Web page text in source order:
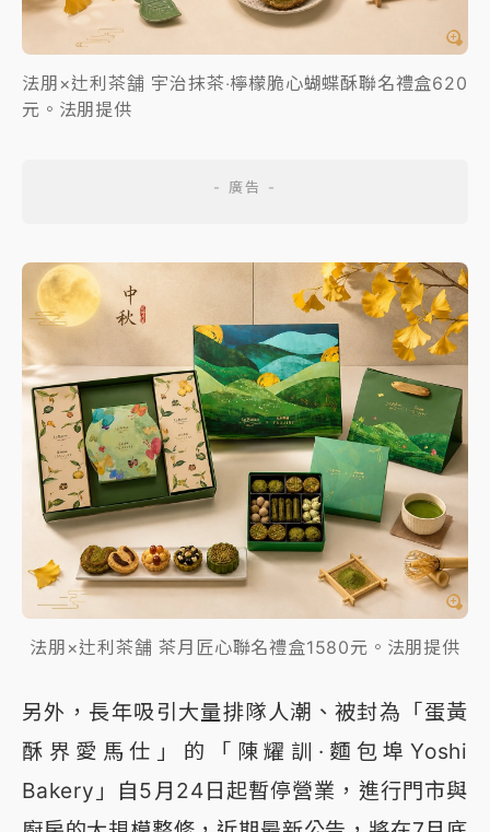
法朋×辻利茶舗 宇治抹茶‧檸檬脆心蝴蝶酥聯名禮盒620
元。法朋提供
法朋×辻利茶舗 茶月匠心聯名禮盒1580元。法朋提供
另外，長年吸引大量排隊人潮、被封為「蛋黃
酥界愛馬仕」的「陳耀訓·麵包埠Yoshi
Bakery」自5月24日起暫停營業，進行門市與